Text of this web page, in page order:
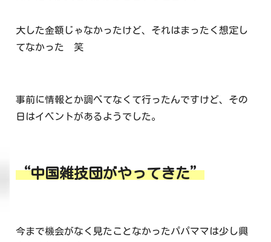
大した金額じゃなかったけど、それはまったく想定し
てなかった 笑
事前に情報とか調べてなくて行ったんですけど、その
日はイベントがあるようでした。
“中国雑技団がやってきた”
今まで機会がなく見たことなかったパパママは少し興